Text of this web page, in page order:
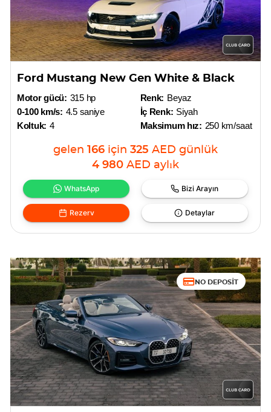
Ford Mustang New Gen White & Black
Motor gücü: 315 hp
0-100 km/s: 4.5 saniye
Koltuk: 4
Renk: Beyaz
İç Renk: Siyah
Maksimum hız: 250 km/saat
gelen 166 için 325 AED günlük
4 980 AED aylık
WhatsApp Bizi Arayın
Rezerv Detaylar
NO DEPOSIT